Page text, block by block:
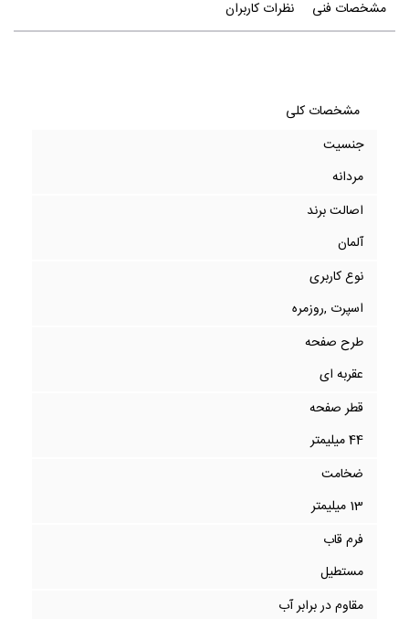
مشخصات فنی نظرات کاربران
مشخصات کلی
جنسیت
مردانه
اصالت برند
آلمان
نوع کاربری
اسپرت ,روزمره
طرح صفحه
عقربه ای
قطر صفحه
44 میلیمتر
ضخامت
13 میلیمتر
فرم قاب
مستطیل
مقاوم در برابر آب